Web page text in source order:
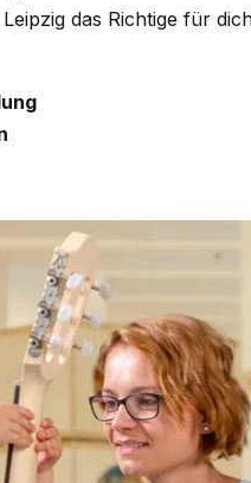
das Richtige für